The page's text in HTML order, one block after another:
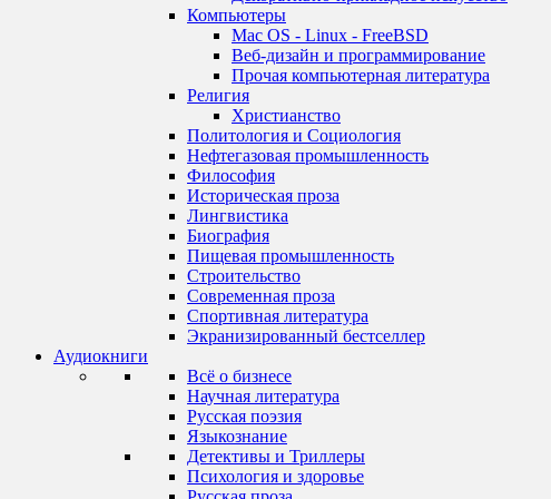
Компьютеры
Mac OS - Linux - FreeBSD
Веб-дизайн и программирование
Прочая компьютерная литература
Религия
Христианство
Политология и Социология
Нефтегазовая промышленность
Философия
Историческая проза
Лингвистика
Биография
Пищевая промышленность
Строительство
Современная проза
Спортивная литература
Экранизированный бестселлер
Аудиокниги
Всё о бизнесе
Научная литература
Русская поэзия
Языкознание
Детективы и Триллеры
Психология и здоровье